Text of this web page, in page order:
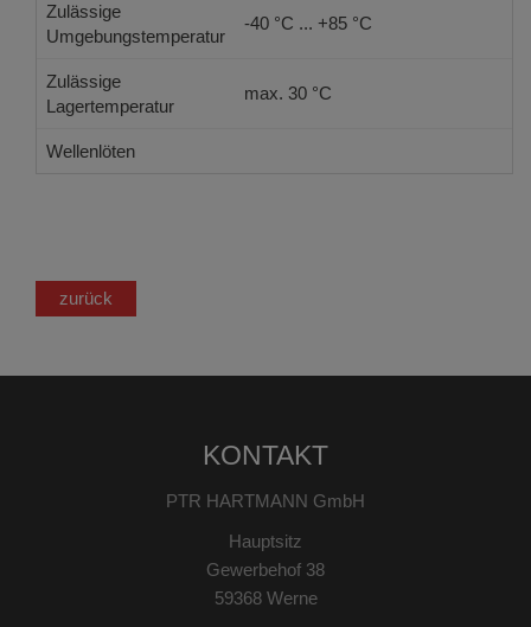
Zulässige
Umgebungstemperatur
-40 °C ... +85 °C
Zulässige
Lagertemperatur
max. 30 °C
Wellenlöten
zurück
KONTAKT
PTR HARTMANN GmbH
Hauptsitz
Gewerbehof 38
59368 Werne